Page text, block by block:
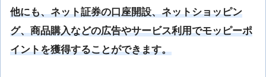
他にも、ネット証券の口座開設、ネットショッピン
グ、商品購入などの広告やサービス利用でモッピーポ
イントを獲得することができます。